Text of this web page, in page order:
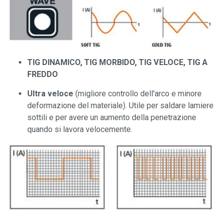
TIG DINAMICO, TIG MORBIDO, TIG VELOCE, TIG A
FREDDO
Ultra veloce (migliore controllo dell'arco e minore
deformazione del materiale). Utile per saldare lamiere
sottili e per avere un aumento della penetrazione
quando si lavora velocemente.